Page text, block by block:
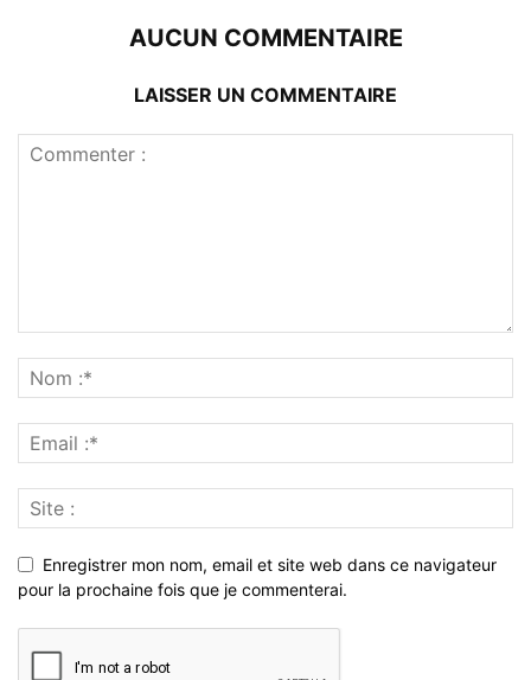
AUCUN COMMENTAIRE
LAISSER UN COMMENTAIRE
Enregistrer mon nom, email et site web dans ce navigateur
pour la prochaine fois que je commenterai.